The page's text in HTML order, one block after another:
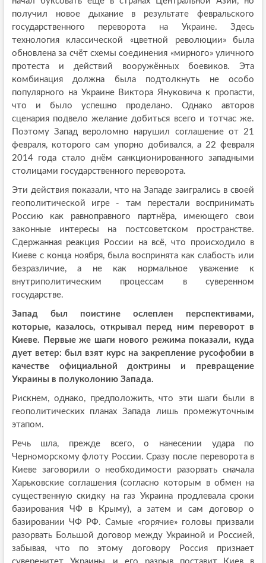
получил новое дыхание в результате февральского
государственного переворота на Украине. Здесь
технология классической «цветной революции» была
обновлена за счёт схемы соединения «мирного» уличного
протеста и действий вооружённых боевиков. Эта
комбинация должна была подтолкнуть не особо
популярного на Украине Виктора Януковича к пропасти,
что и было успешно проделано. Однако авторов
сценария подвело желание добиться всего и тотчас же.
Поэтому Запад вероломно нарушил соглашение от 21
февраля, которого сам упорно добивался, а 22 февраля
2014 года стало днём санкционированного западными
столицами государственного переворота.
Эти действия показали, что на Западе заигрались в своей
геополитической игре - там перестали воспринимать
Россию как равноправного партнёра, имеющего свои
законные интересы на постсоветском пространстве.
Сдержанная реакция России на всё, что происходило в
Киеве с конца ноября, была воспринята как слабость или
безразличие, а не как нормальное уважение к
внутриполитическим процессам в суверенном
государстве.
Запад был поистине ослеплен перспективами,
которые, казалось, открывал перед ним переворот в
Киеве. Первые же шаги нового режима показали, куда
дует ветер: был взят курс на закрепление русофобии в
качестве официальной доктрины и превращение
Украины в полуколонию Запада.
Рискнем, однако, предположить, что эти шаги были в
геополитических планах Запада лишь промежуточным
этапом.
Речь шла, прежде всего, о нанесении удара по
Черноморскому флоту России. Сразу после переворота в
Киеве заговорили о необходимости разорвать сначала
Харьковские соглашения (согласно которым в обмен на
существенную скидку на газ Украина продлевала сроки
базирования ЧФ в Крыму), а затем и сам договор о
базировании ЧФ РФ. Самые «горячие» головы призвали
разорвать Большой договор между Украиной и Россией,
забывая, что по этому договору Россия признает